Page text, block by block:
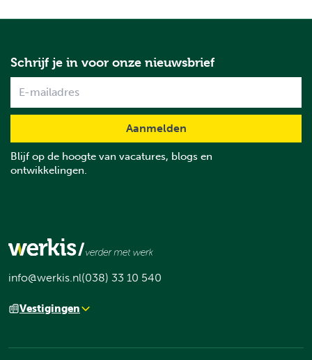
Schrijf je in voor onze nieuwsbrief
Blijf op de hoogte van vacatures, blogs en
ontwikkelingen.
info@werkis.nl(038) 33 10 540
Vestigingen